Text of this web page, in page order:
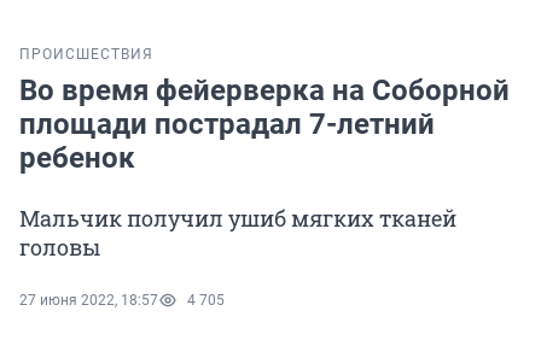
ПРОИСШЕСТВИЯ
Во время фейерверка на Соборной
площади пострадал 7-летний
ребенок
Мальчик получил ушиб мягких тканей
головы
27 июня 2022, 18:57 4 705